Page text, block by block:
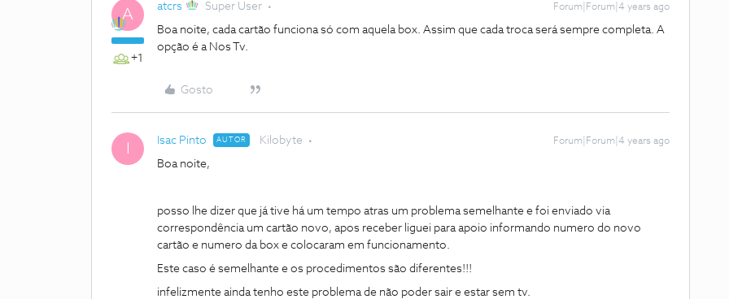
A
+1
atcrs Super User Forum|Forum|4 years ago
Boa noite, cada cartão funciona só com aquela box. Assim que cada troca será sempre completa. A
opção é a Nos Tv.
Gosto
Isac Pinto AUTOR Kilobyte Forum|Forum|4 years ago
Boa noite,
posso lhe dizer que já tive há um tempo atras um problema semelhante e foi enviado via
correspondência um cartão novo, apos receber liguei para apoio informando numero do novo
cartão e numero da box e colocaram em funcionamento.
Este caso é semelhante e os procedimentos são diferentes!!!
infelizmente ainda tenho este problema de não poder sair e estar sem tv.